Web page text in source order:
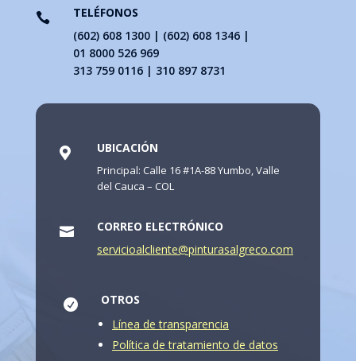

TELÉFONOS
(602) 608 1300 | (602) 608 1346 |
01 8000 526 969
313 759 0116 | 310 897 8731
 UBICACIÓN
Principal: Calle 16 #1A-88 Yumbo, Valle
del Cauca – COL

CORREO ELECTRÓNICO
servicioalcliente@pinturasalgreco.com

OTROS
Línea de transparencia
Política de tratamiento de datos